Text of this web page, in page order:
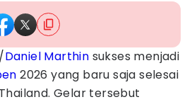
/Daniel Marthin sukses menjadi
2026 yang baru saja selesai
Gelar tersebut